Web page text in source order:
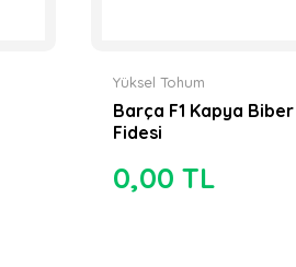
Yüksel Tohum
Barça F1 Kapya Biber
Fidesi
0,00 TL